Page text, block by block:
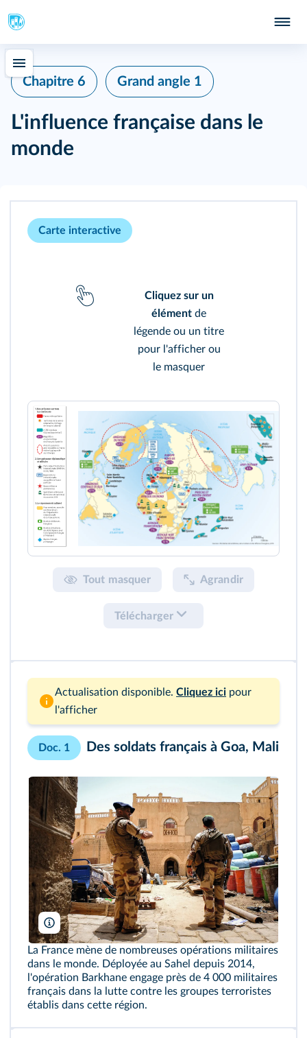
Chapitre 6 Grand angle 1
L'influence française dans le
monde
Carte interactive
Cliquez sur un
élément de
légende ou un titre
pour l'afficher ou
le masquer
Tout masquer Agrandir
Télécharger
Actualisation disponible. Cliquez ici pour
l'afficher
Doc. 1 Des soldats français à Goa, Mali
Frédéric Marie/Alamy
La France mène de nombreuses opérations militaires
dans le monde. Déployée au Sahel depuis 2014,
l'opération Barkhane engage près de 4 000 militaires
français dans la lutte contre les groupes terroristes
établis dans cette région.